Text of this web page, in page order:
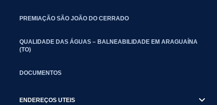
PREMIAÇÃO SÃO JOÃO DO CERRADO
QUALIDADE DAS ÁGUAS – BALNEABILIDADE EM ARAGUAÍNA
(TO)
DOCUMENTOS
ENDEREÇOS UTEIS